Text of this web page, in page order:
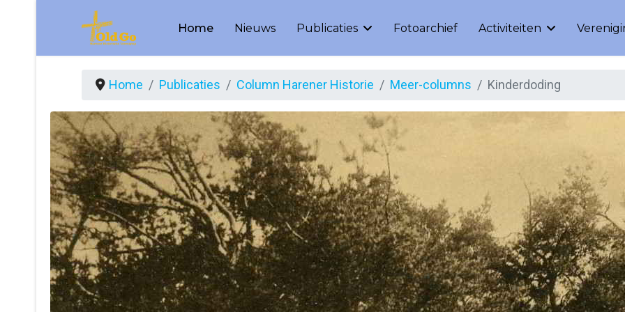
Home Nieuws Publicaties Fotoarchief Activiteiten
Home Publicaties Column Harener Historie Meer-columns Kinderdoding